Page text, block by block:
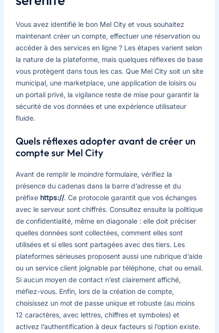
Vous avez identifié le bon Mel City et vous souhaitez
maintenant créer un compte, effectuer une réservation ou
accéder à des services en ligne ? Les étapes varient selon
la nature de la plateforme, mais quelques réflexes de base
vous protègent dans tous les cas. Que Mel City soit un site
municipal, une marketplace, une application de loisirs ou
un portail privé, la vigilance reste de mise pour garantir la
sécurité de vos données et une expérience utilisateur
fluide.
Quels réflexes adopter avant de créer un
compte sur Mel City
Avant de remplir le moindre formulaire, vérifiez la
présence du cadenas dans la barre d’adresse et du
préfixe https://. Ce protocole garantit que vos échanges
avec le serveur sont chiffrés. Consultez ensuite la politique
de confidentialité, même en diagonale : elle doit préciser
quelles données sont collectées, comment elles sont
utilisées et si elles sont partagées avec des tiers. Les
plateformes sérieuses proposent aussi une rubrique d’aide
ou un service client joignable par téléphone, chat ou email.
Si aucun moyen de contact n’est clairement affiché,
méfiez-vous. Enfin, lors de la création de compte,
choisissez un mot de passe unique et robuste (au moins
12 caractères, avec lettres, chiffres et symboles) et
activez l’authentification à deux facteurs si l’option existe.